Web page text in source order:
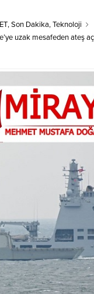
,Son Dakika,Teknoloji
uzak mesafeden ateş